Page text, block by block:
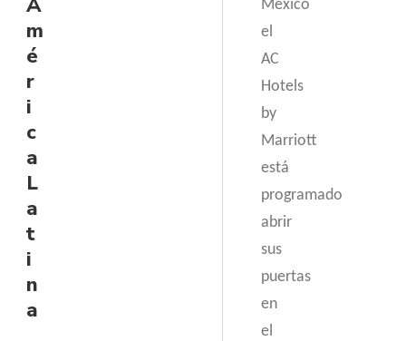
A
m
é
r
i
c
a
L
a
t
i
n
a
México
el
AC
Hotels
by
Marriott
está
programado
abrir
sus
puertas
en
el